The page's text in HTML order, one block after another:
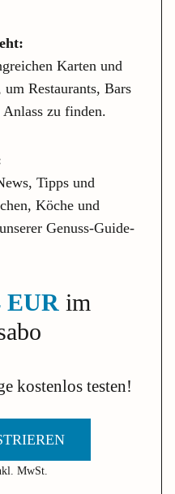
Karten und
Restaurants, Bars
zu finden.
Tipps und
Köche und
Genuss-Guide-
EURim
kostenlos testen!
MwSt.